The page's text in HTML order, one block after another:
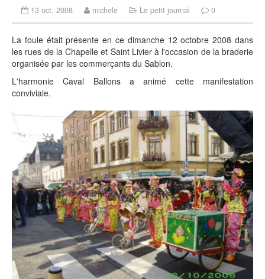
13 oct. 2008 michele Le petit journal 0
La foule était présente en ce dimanche 12 octobre 2008 dans
les rues de la Chapelle et Saint Livier à l'occasion de la braderie
organisée par les commerçants du Sablon.
L'harmonie Caval Ballons a animé cette manifestation
conviviale.